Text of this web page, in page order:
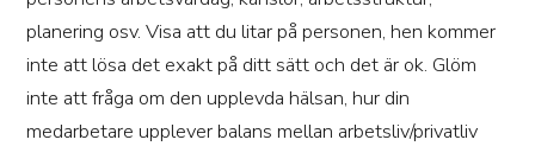
planering osv. Visa att du litar på personen, hen kommer
inte att lösa det exakt på ditt sätt och det är ok. Glöm
inte att fråga om den upplevda hälsan, hur din
medarbetare upplever balans mellan arbetsliv/privatliv